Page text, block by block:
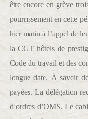
être encore en grève
pourrissement en cette
hier matin à l’appel de
la CGT hôtels de
Code du travail et des
longue date. À savoir
payées. La délégation
d’ordres d’OMS. Le